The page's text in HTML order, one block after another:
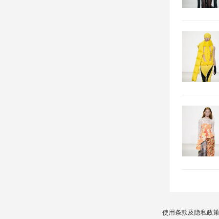
使用条款及隐私政策